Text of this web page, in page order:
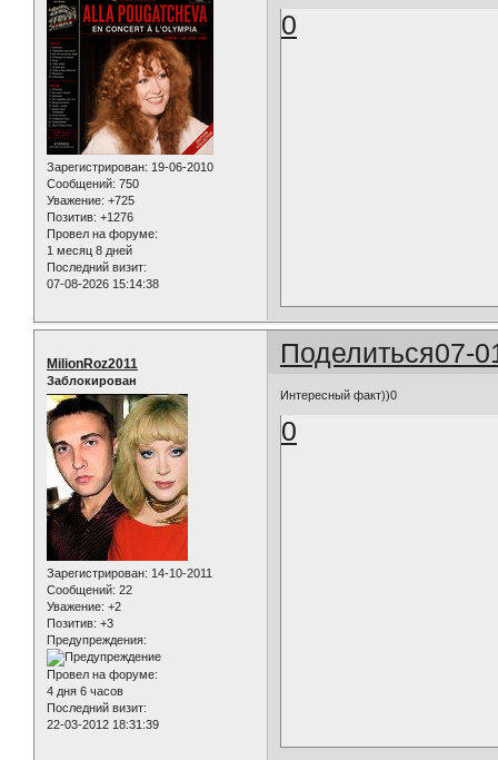
Зарегистрирован: 19-06-2010
Сообщений: 750
Уважение: +725
Позитив: +1276
Провел на форуме:
1 месяц 8 дней
Последний визит:
07-08-2026 15:14:38
0
Поделиться07-
MilionRoz2011
Заблокирован
Зарегистрирован: 14-10-2011
Сообщений: 22
Уважение: +2
Позитив: +3
Предупреждения:
Провел на форуме:
4 дня 6 часов
Последний визит:
22-03-2012 18:31:39
Интересный факт))0
0